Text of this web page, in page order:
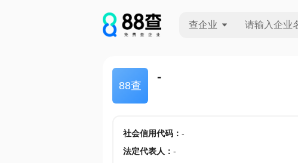
查企业
88查
-
社会信用代码： -
法定代表人 ： -